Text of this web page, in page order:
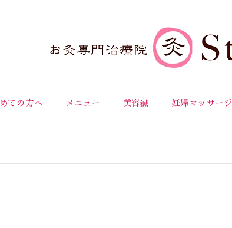
ての方へ メニュー 美容鍼 妊婦マッサージ